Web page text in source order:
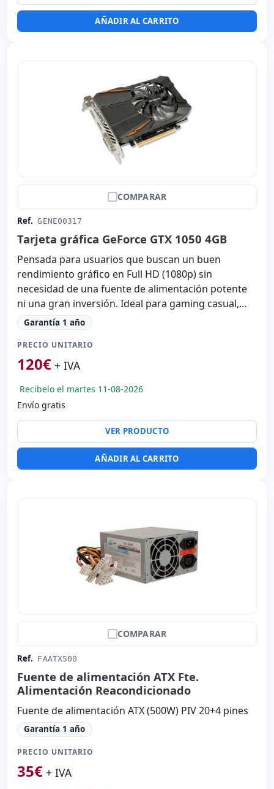
AÑADIR AL CARRITO
COMPARAR
Ref. GENE00317
Tarjeta gráfica GeForce GTX 1050 4GB
Pensada para usuarios que buscan un buen
rendimiento gráfico en Full HD (1080p) sin
necesidad de una fuente de alimentación potente
ni una gran inversión. Ideal para gaming casual,
multimedia acelerada por hardware y software
gráfico ligero.
Garantía 1 año
PRECIO UNITARIO
120€ + IVA
Recibelo el martes 11-08-2026
Envío gratis
VER PRODUCTO
AÑADIR AL CARRITO
COMPARAR
Ref. FAATX500
Fuente de alimentación ATX Fte.
Alimentación Reacondicionado
Fuente de alimentación ATX (500W) PIV 20+4 pines
Garantía 1 año
PRECIO UNITARIO
35€ + IVA